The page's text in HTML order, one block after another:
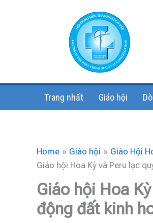
Trang nhất Giáo hội
Home Giáo hội
Giáo Hội
Giáo hội Hoa Kỳ và Peru lạc
Giáo hội Hoa
động đất kinh